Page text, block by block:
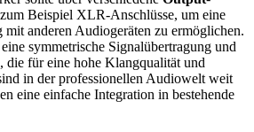
Beispiel XLR-Anschlüsse, um eine
mit anderen Audiogeräten zu ermöglichen.
symmetrische Signalübertragung und
die für eine hohe Klangqualität und
in der professionellen Audiowelt weit
eine einfache Integration in bestehende